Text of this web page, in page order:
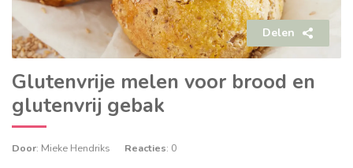
Delen
Glutenvrije melen voor brood en
glutenvrij gebak
Door: Mieke Hendriks Reacties: 0